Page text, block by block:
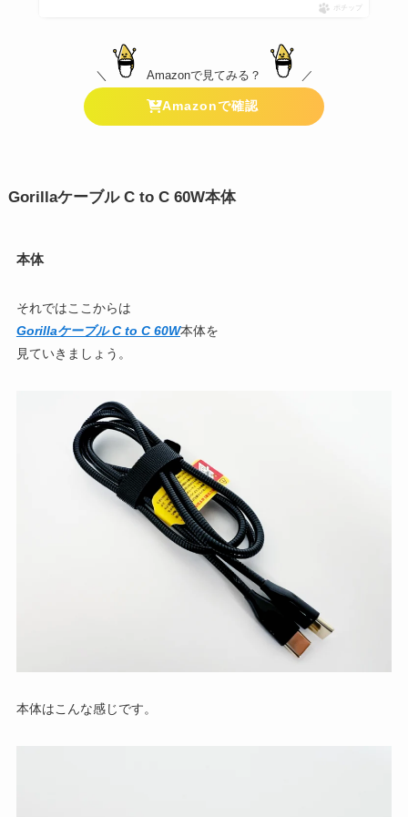
ポチップ
＼ Amazonで見てみる？ ／
Amazonで確認
Gorillaケーブル C to C 60W本体
本体
それではここからは
Gorillaケーブル C to C 60W本体を
見ていきましょう。
本体はこんな感じです。